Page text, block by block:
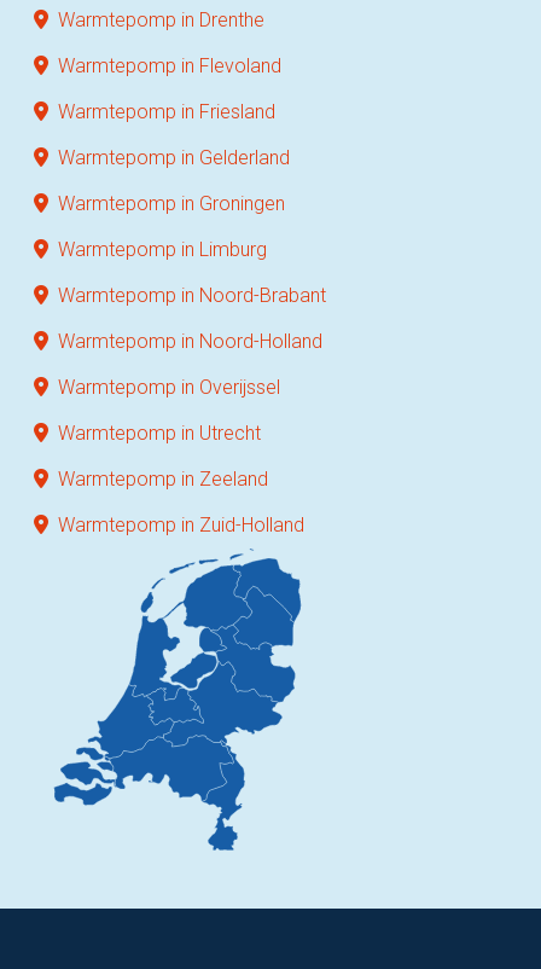
Warmtepomp in Drenthe
Warmtepomp in Flevoland
Warmtepomp in Friesland
Warmtepomp in Gelderland
Warmtepomp in Groningen
Warmtepomp in Limburg
Warmtepomp in Noord-Brabant
Warmtepomp in Noord-Holland
Warmtepomp in Overijssel
Warmtepomp in Utrecht
Warmtepomp in Zeeland
Warmtepomp in Zuid-Holland